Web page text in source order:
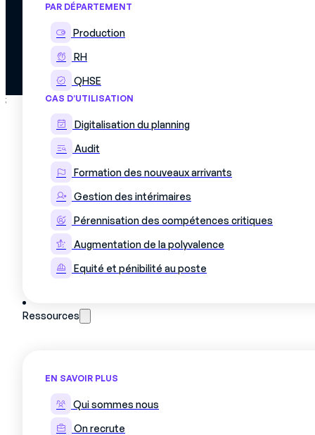
PAR DÉPARTEMENT
Production
RH
QHSE
CAS D’UTILISATION
Digitalisation du planning
Audit
Formation des nouveaux arrivants
Gestion des intérimaires
Pérennisation des compétences critiques
Augmentation de la polyvalence
Equité et pénibilité au poste
Ressources
EN SAVOIR PLUS
Qui sommes nous
On recrute
Politique de confidentialité
Accord de confidentialité des données
;